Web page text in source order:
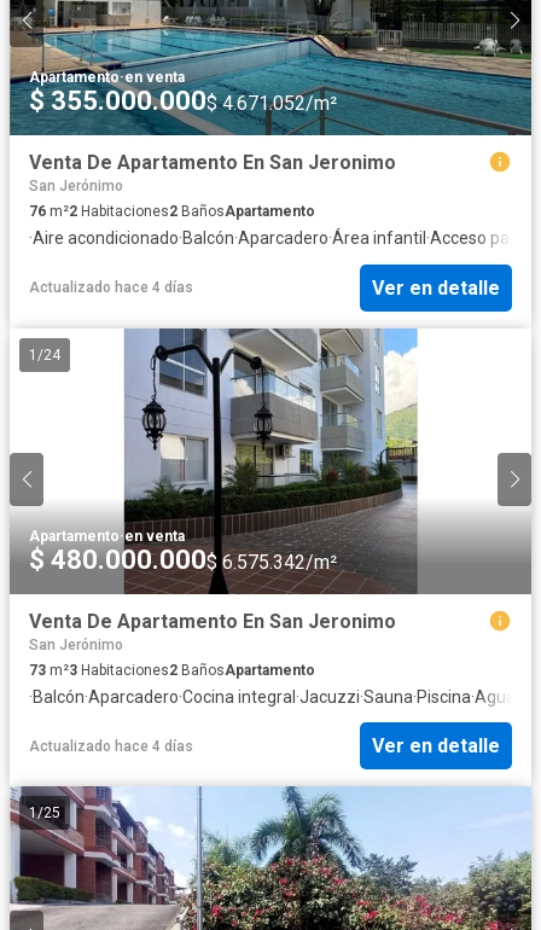
Apartamento·en venta
$ 355.000.000$ 4.671.052/m²
Venta De Apartamento En San Jeronimo
San Jerónimo
76 m²2 Habitaciones2 BañosApartamento
·Aire acondicionado·Balcón·Aparcadero·Área infantil ·Acceso para
Actualizado hace 4 días Ver en detalle
1 /24
Apartamento·en venta
$ 480.000.000$ 6.575.342/m²
Venta De Apartamento En San Jeronimo
San Jerónimo
73 m²3 Habitaciones2 BañosApartamento
·Balcón·Aparcadero·Cocina integral ·Jacuzzi·Sauna·Piscina·Agua
Actualizado hace 4 días Ver en detalle
1/25